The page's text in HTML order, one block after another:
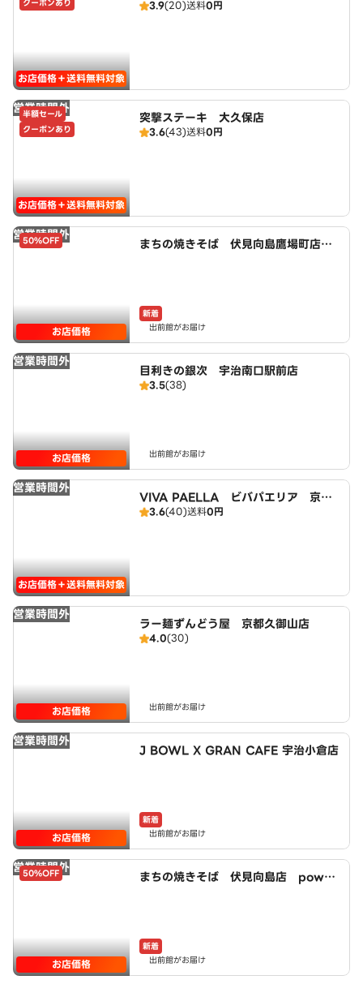
お店価格＋送料無料対象
3.9(20)送料0円
営業時間外
半額セール
クーポンあり
お店価格＋送料無料対象
突撃ステーキ 大久保店
3.6(43)送料0円
営業時間外
50%OFF
お店価格
まちの焼きそば 伏見向島鷹場町店 p
新着
出前館がお届け
営業時間外
お店価格
目利きの銀次 宇治南口駅前店
3.5(38)
出前館がお届け
営業時間外
お店価格＋送料無料対象
VIVA PAELLA ビバパエリア 京都
宇治店
3.6(40)送料0円
営業時間外
お店価格
ラー麺ずんどう屋 京都久御山店
4.0(30)
出前館がお届け
営業時間外
お店価格
J BOWL X GRAN CAFE 宇治小倉店
新着
出前館がお届け
営業時間外
50%OFF
お店価格
まちの焼きそば 伏見向島店 power
新着
出前館がお届け